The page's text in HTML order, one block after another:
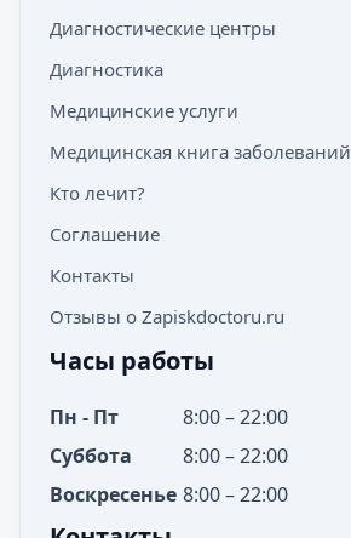
Диагностические центры
Диагностика
Медицинские услуги
Медицинская книга заболеваний
Кто лечит?
Соглашение
Контакты
Отзывы о Zapiskdoctoru.ru
Часы работы
Пн - Пт
8:00 – 22:00
Суббота
8:00 – 22:00
Воскресенье 8:00 – 22:00